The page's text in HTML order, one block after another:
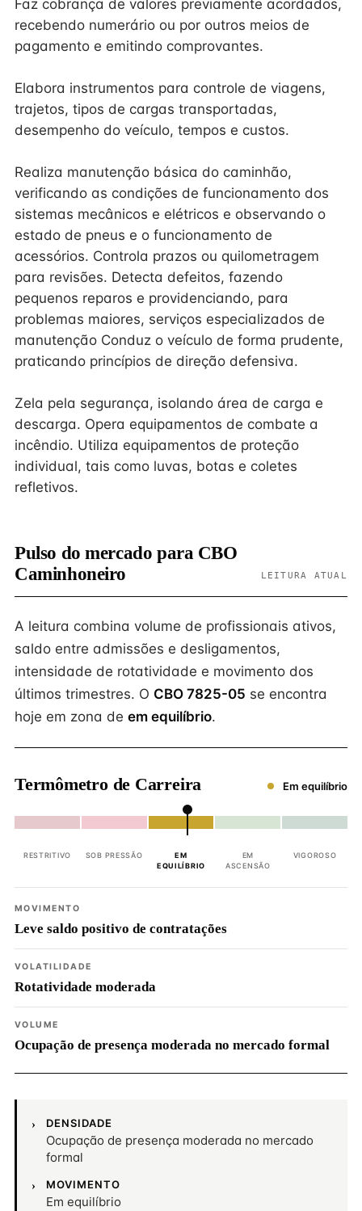
Faz cobrança de valores previamente acordados,
recebendo numerário ou por outros meios de
pagamento e emitindo comprovantes.
Elabora instrumentos para controle de viagens,
trajetos, tipos de cargas transportadas,
desempenho do veículo, tempos e custos.
Realiza manutenção básica do caminhão,
verificando as condições de funcionamento dos
sistemas mecânicos e elétricos e observando o
estado de pneus e o funcionamento de
acessórios. Controla prazos ou quilometragem
para revisões. Detecta defeitos, fazendo
pequenos reparos e providenciando, para
problemas maiores, serviços especializados de
manutenção Conduz o veículo de forma prudente,
praticando princípios de direção defensiva.
Zela pela segurança, isolando área de carga e
descarga. Opera equipamentos de combate a
incêndio. Utiliza equipamentos de proteção
individual, tais como luvas, botas e coletes
refletivos.
Pulso do mercado para CBO
Caminhoneiro
LEITURA ATUAL
A leitura combina volume de profissionais ativos,
saldo entre admissões e desligamentos,
intensidade de rotatividade e movimento dos
últimos trimestres. O CBO 7825-05 se encontra
hoje em zona de em equilíbrio.
Termômetro de Carreira Em equilíbrio
RESTRITIVO SOB PRESSÃO
EM
EQUILÍBRIO
EM
ASCENSÃO
VIGOROSO
MOVIMENTO
Leve saldo positivo de contratações
VOLATILIDADE
Rotatividade moderada
VOLUME
Ocupação de presença moderada no mercado formal
DENSIDADE
Ocupação de presença moderada no mercado
formal
MOVIMENTO
Em equilíbrio